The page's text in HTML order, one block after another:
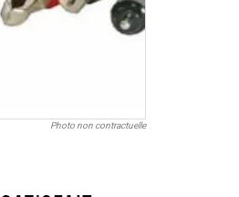
Photo non contractuelle